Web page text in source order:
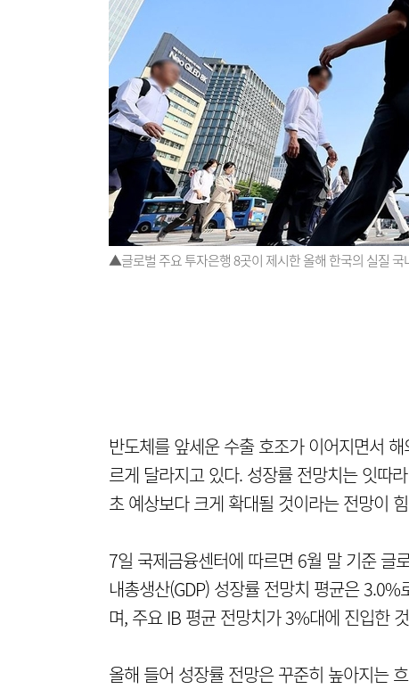
▲글로벌 주요 투자은행 8곳이 제시한 올해 한국의 실질
반도체를 앞세운 수출 호조가 이어지면서
르게 달라지고 있다. 성장률 전망치는 잇따
초 예상보다 크게 확대될 것이라는 전망이
7일 국제금융센터에 따르면 6월 말 기준 글
내총생산(GDP) 성장률 전망치 평균은
며, 주요 IB 평균 전망치가 3%대에 진입한
올해 들어 성장률 전망은 꾸준히 높아지는